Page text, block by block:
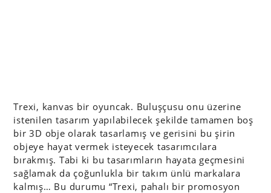
Trexi, kanvas bir oyuncak. Buluşçusu onu üzerine
istenilen tasarım yapılabilecek şekilde tamamen boş
bir 3D obje olarak tasarlamış ve gerisini bu şirin
objeye hayat vermek isteyecek tasarımcılara
bırakmış. Tabi ki bu tasarımların hayata geçmesini
sağlamak da çoğunlukla bir takım ünlü markalara
kalmış… Bu durumu “Trexi, pahalı bir promosyon